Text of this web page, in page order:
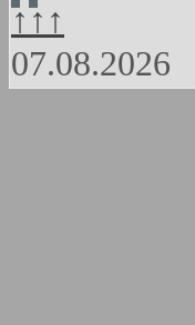
↑↑↑
07.08.2026